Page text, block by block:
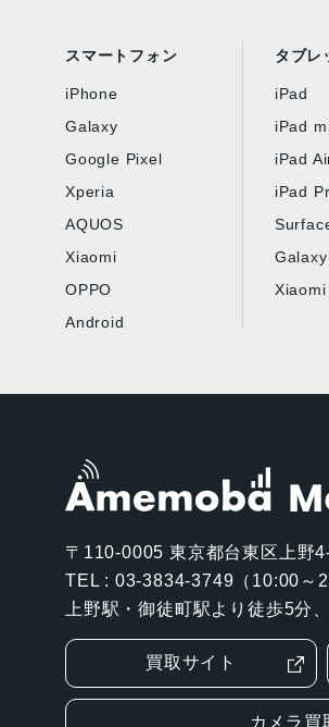
スマートフォン
iPhone
Galaxy
Google Pixel
Xperia
AQUOS
Xiaomi
OPPO
Android
タブレ
iPad
iPad
iPad
iPad
〒110-0005 東京都台東区上野
TEL : 03-3834-3749（10:00～
上野駅・御徒町駅より徒歩5分
買取サイト
カメラ買